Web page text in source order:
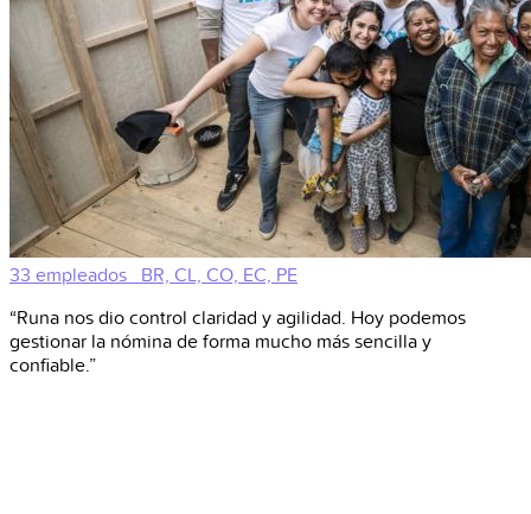
33 empleados
BR, CL, CO, EC, PE
“Runa nos dio control claridad y agilidad. Hoy podemos
gestionar la nómina de forma mucho más sencilla y
confiable.”